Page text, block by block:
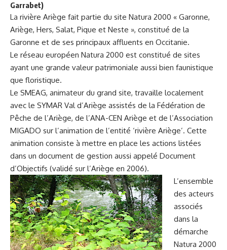
Garrabet)
La rivière Ariège fait partie du site Natura 2000 « Garonne,
Ariège, Hers, Salat, Pique et Neste », constitué de la
Garonne et de ses principaux affluents en Occitanie.
Le réseau européen Natura 2000 est constitué de sites
ayant une grande valeur patrimoniale aussi bien faunistique
que floristique.
Le SMEAG, animateur du grand site, travaille localement
avec le SYMAR Val d’Ariège assistés de la Fédération de
Pêche de l’Ariège, de l’ANA-CEN Ariège et de l’Association
MIGADO sur l’animation de l’entité ‘rivière Ariège’. Cette
animation consiste à mettre en place les actions listées
dans un document de gestion aussi appelé Document
d’Objectifs (validé sur l’Ariège en 2006).
L’ensemble
des acteurs
associés
dans la
démarche
Natura 2000